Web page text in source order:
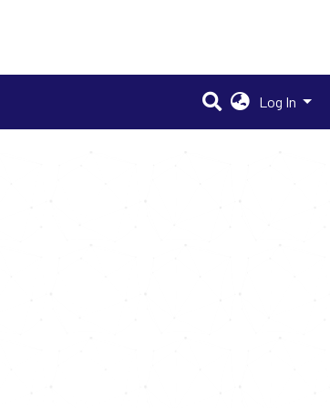
Log In